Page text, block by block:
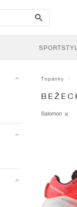
search-
btn
Topánky
Salomon